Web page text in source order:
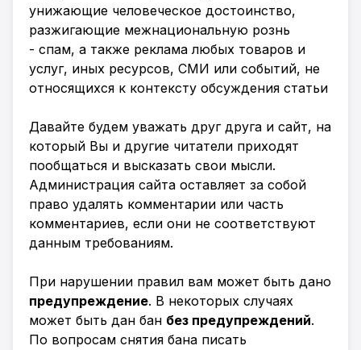
унижающие человеческое достоинство,
разжигающие межнациональную рознь
- спам, а также реклама любых товаров и
услуг, иных ресурсов, СМИ или событий, не
относящихся к контексту обсуждения статьи
Давайте будем уважать друг друга и сайт, на
который Вы и другие читатели приходят
пообщаться и высказать свои мысли.
Администрация сайта оставляет за собой
право удалять комментарии или часть
комментариев, если они не соответствуют
данным требованиям.
При нарушении правил вам может быть дано
предупреждение. В некоторых случаях
может быть дан бан без предупреждений.
По вопросам снятия бана писать